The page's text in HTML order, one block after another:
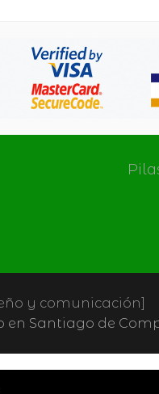
y comunicación]
en Santiago de